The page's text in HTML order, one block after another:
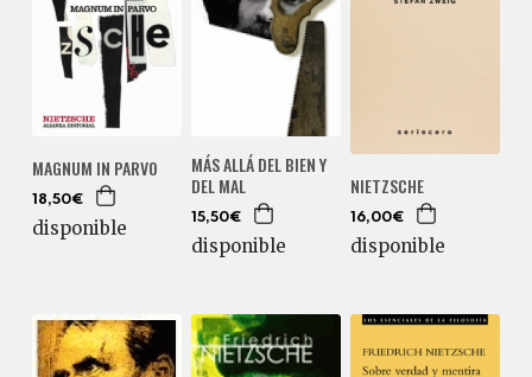
MAGNUM IN PARVO
18,50€
disponible
MÁS ALLÁ DEL BIEN Y
DEL MAL
15,50€
disponible
NIETZSCHE
16,00€
disponible